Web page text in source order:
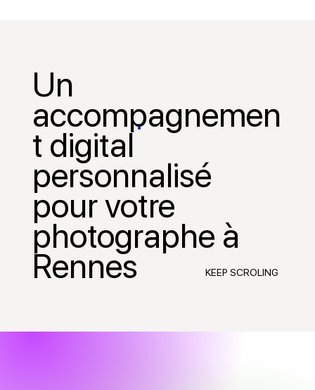
Un
accompagnemen
t digital
personnalisé
pour votre
photographe à
Rennes KEEP SCROLING